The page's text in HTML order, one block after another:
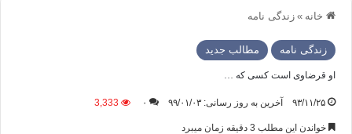
خانه » زندگی نامه
زندگی نامه مطالب جدید
او قرضاوی است کسی که …
۹۳/۱۱/۲۵ آخرین به روز رسانی: ۹۹/۰۱/۰۳ ۰ 3,333
خواندن این مطلب 3 دقیقه زمان میبرد